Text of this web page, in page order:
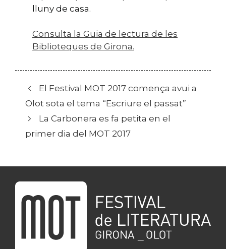
lluny de casa.
Consulta la Guia de lectura de les
Biblioteques de Girona.
El Festival MOT 2017 comença avui a
Olot sota el tema “Escriure el passat”
La Carbonera es fa petita en el
primer dia del MOT 2017